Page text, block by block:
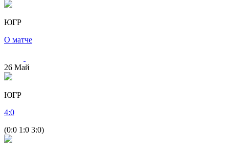
ЮГР
О матче
26 Май
ЮГР
4:0
(0:0 1:0 3:0)